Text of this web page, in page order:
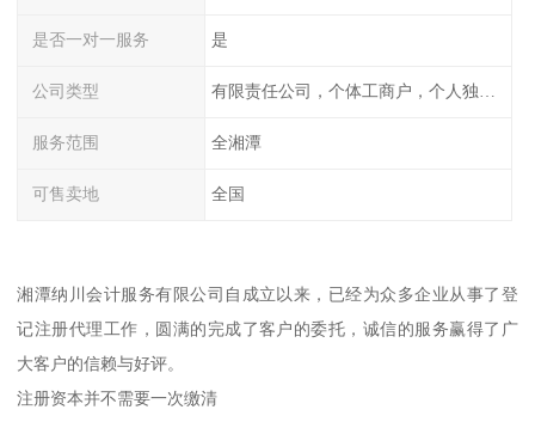
是否一对一服务 是
公司类型
服务范围 全湘潭
可售卖地 全国
湘潭纳川会计服务有限公司自成立以来，已经为众多企业从事了登
记注册代理工作，圆满的完成了客户的委托，诚信的服务赢得了广
大客户的信赖与好评。
注册资本并不需要一次缴清